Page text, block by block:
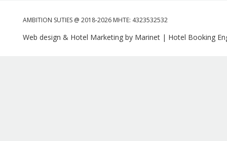
AMBITION SUTIES @ 2018-2026 MHTE: 4323532532
Web design & Hotel Marketing by Marinet | Hotel Booking